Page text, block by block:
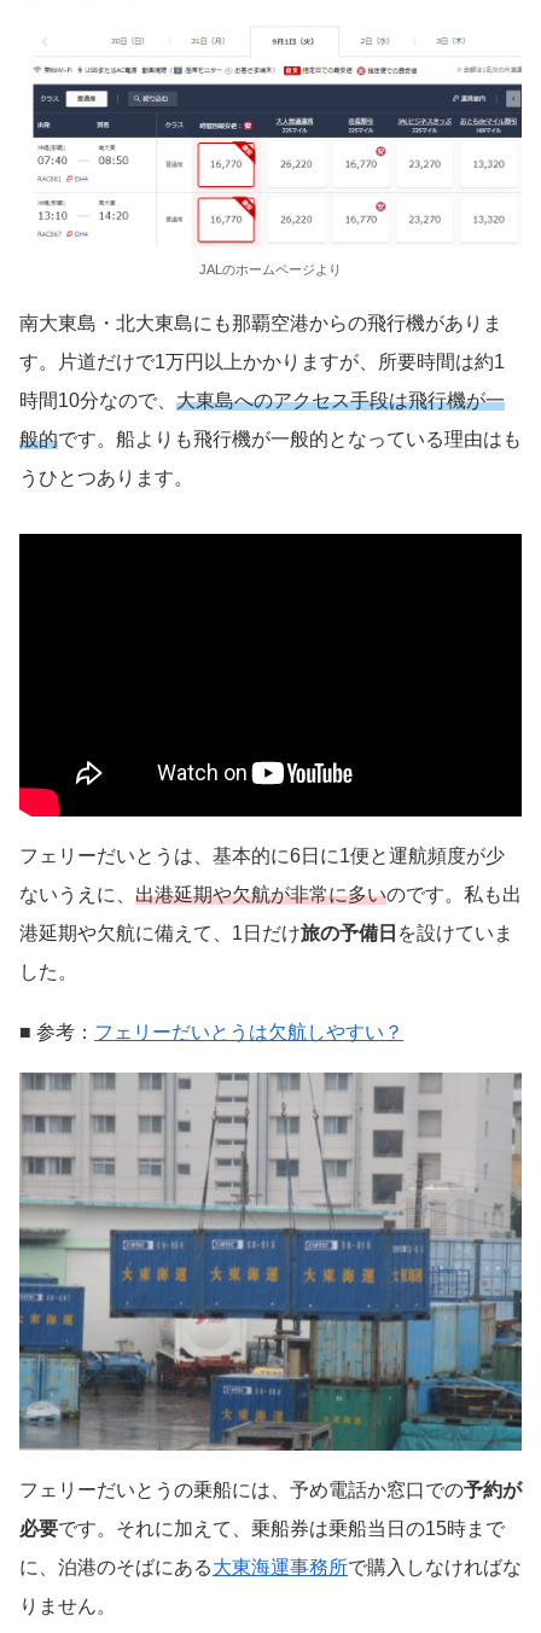
JALのホームページより
南大東島・北大東島にも那覇空港からの飛行機がありま
す。片道だけで1万円以上かかりますが、所要時間は約1
時間10分なので、 大東島へのアクセス手段は飛行機が一
般的です。船よりも飛行機が一般的となっている理由はも
うひとつあります。
フェリーだいとうは、基本的に6日に1便と運航頻度が少
ないうえに、 出港延期や欠航が非常に多いのです。私も出
港延期や欠航に備えて、1日だけ旅の予備日 を設けていま
した。
■ 参考： フェリーだいとうは欠航しやすい？
フェリーだいとうの乗船には、予め電話か窓口での予約が
必要です。それに加えて、乗船券は乗船当日の15時まで
に、泊港のそばにある大東海運事務所で購入しなければな
りません。